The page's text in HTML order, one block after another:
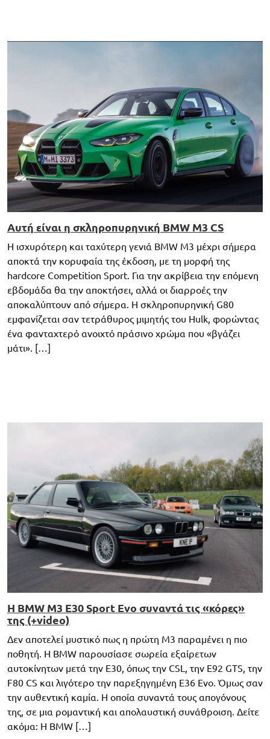
Αυτή είναι η σκληροπυρηνική BMW M3 CS
Η ισχυρότερη και ταχύτερη γενιά BMW M3 μέχρι σήμερα
αποκτά την κορυφαία της έκδοση, με τη μορφή της
hardcore Competition Sport. Για την ακρίβεια την επόμενη
εβδομάδα θα την αποκτήσει, αλλά οι διαρροές την
αποκαλύπτουν από σήμερα. Η σκληροπυρηνική G80
εμφανίζεται σαν τετράθυρος μιμητής του Hulk, φορώντας
ένα φανταχτερό ανοιχτό πράσινο χρώμα που «βγάζει
μάτι». […]
Η BMW M3 E30 Sport Evo συναντά τις «κόρες»
της (+video)
Δεν αποτελεί μυστικό πως η πρώτη M3 παραμένει η πιο
ποθητή. Η BMW παρουσίασε σωρεία εξαίρετων
αυτοκίνητων μετά την Ε30, όπως την CSL, την Ε92 GTS, την
F80 CS και λιγότερο την παρεξηγημένη E36 Evo. Όμως σαν
την αυθεντική καμία. Η οποία συναντά τους απογόνους
της, σε μια ρομαντική και απολαυστική συνάθροιση. Δείτε
ακόμα: H BMW […]